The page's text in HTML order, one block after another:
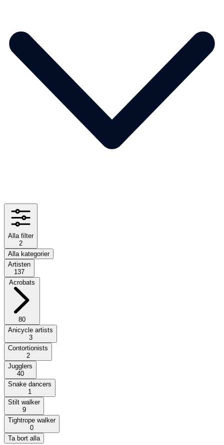
Alla filter
2
Alla kategorier
Artisten
137
80
Anicycle artists
3
Contortionists
2
Jugglers
40
Snake dancers
1
Stilt walker
9
Tightrope walker
0
Ta bort alla